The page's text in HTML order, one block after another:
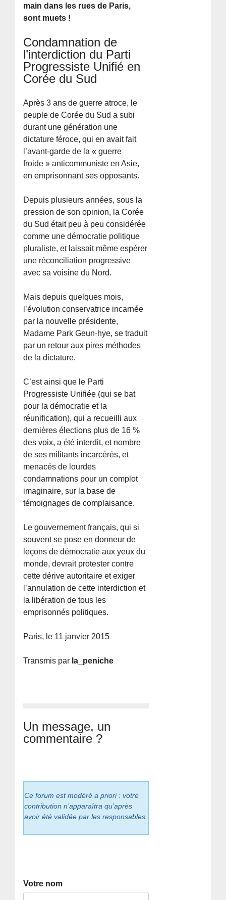
main dans les rues de Paris,
sont muets !
Condamnation de
l’interdiction du Parti
Progressiste Unifié en
Corée du Sud
Après 3 ans de guerre atroce, le
peuple de Corée du Sud a subi
durant une génération une
dictature féroce, qui en avait fait
l’avant-garde de la « guerre
froide » anticommuniste en Asie,
en emprisonnant ses opposants.
Depuis plusieurs années, sous la
pression de son opinion, la Corée
du Sud était peu à peu considérée
comme une démocratie politique
pluraliste, et laissait même espérer
une réconciliation progressive
avec sa voisine du Nord.
Mais depuis quelques mois,
l’évolution conservatrice incarnée
par la nouvelle présidente,
Madame Park Geun-hye, se traduit
par un retour aux pires méthodes
de la dictature.
C’est ainsi que le Parti
Progressiste Unifiée (qui se bat
pour la démocratie et la
réunification), qui a recueilli aux
dernières élections plus de 16 %
des voix, a été interdit, et nombre
de ses militants incarcérés, et
menacés de lourdes
condamnations pour un complot
imaginaire, sur la base de
témoignages de complaisance.
Le gouvernement français, qui si
souvent se pose en donneur de
leçons de démocratie aux yeux du
monde, devrait protester contre
cette dérive autoritaire et exiger
l’annulation de cette interdiction et
la libération de tous les
emprisonnés politiques.
Paris, le 11 janvier 2015
Transmis par la_peniche
Un message, un
commentaire ?
Ce forum est modéré a priori : votre
contribution n’apparaîtra qu’après
avoir été validée par les responsables.
Votre nom